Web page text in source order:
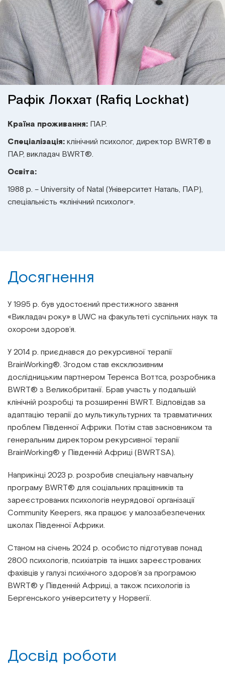
Рафік Локхат (Rafiq Lockhat)
Країна проживання: ПАР.
Спеціалізація: клінічний психолог, директор BWRT® в
ПАР, викладач BWRT®.
Освіта:
1988 р. – University of Natal (Університет Наталь, ПАР),
спеціальність «клінічний психолог».
Досягнення
У 1995 р. був удостоєний престижного звання
«Викладач року» в UWC на ​​факультеті суспільних наук та
охорони здоров’я.
У 2014 р. приєднався до рекурсивної терапії
BrainWorking®. Згодом став ексклюзивним
дослідницьким партнером Теренса Воттса, розробника
BWRT® з Великобританії. Брав участь у подальшій
клінічній розробці та розширенні BWRT. Відповідав за
адаптацію терапії до мультикультурних та травматичних
проблем Південної Африки. Потім став засновником та
генеральним директором рекурсивної терапії
BrainWorking® у Південній Африці (BWRTSA).
Наприкінці 2023 р. розробив спеціальну навчальну
програму BWRT® для соціальних працівників та
зареєстрованих психологів неурядової організації
Community Keepers, яка працює у малозабезпечених
школах Південної Африки.
Станом на січень 2024 р. особисто підготував понад
2800 психологів, психіатрів та інших зареєстрованих
фахівців у галузі психічного здоров’я за програмою
BWRT® у Південній Африці, а також психологів із
Бергенського університету у Норвегії.
Досвід роботи
Інститут Апледжера
Інститут Барраля
FAQ
Прикладна кінезіологія
Кінезіотейпінг
Психологія, психотерапія
Естетична медицина
Остеопатичні маніпуляції по Барралю